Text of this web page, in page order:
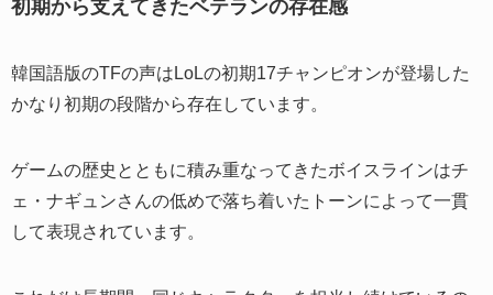
初期から支えてきたベテランの存在感
韓国語版のTFの声はLoLの初期17チャンピオンが登場した
かなり初期の段階から存在しています。
ゲームの歴史とともに積み重なってきたボイスラインはチ
ェ・ナギュンさんの低めで落ち着いたトーンによって一貫
して表現されています。